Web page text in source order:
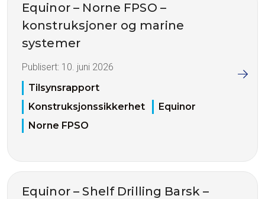
Equinor – Norne FPSO –
konstruksjoner og marine
systemer
Publisert: 10. juni 2026
Tilsynsrapport
Konstruksjonssikkerhet
Equinor
Norne FPSO
Equinor – Shelf Drilling Barsk –